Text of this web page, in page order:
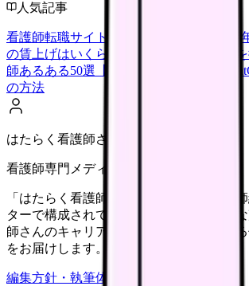
人気記事
看護師転職サイトランキングTOP5【2026
の賃上げはいくら？2026年度の最新情報
師あるある50選【共感必至】
看護師が
の方法
はたらく看護師さん編集部
看護師専門メディア
「はたらく看護師さん」編集部は、看護
ターで構成されています。現場のリアル
師さんのキャリア・転職・働き方に関す
をお届けします。
編集方針・執筆体制・監修体制を見る